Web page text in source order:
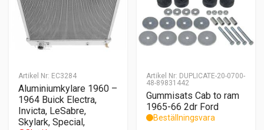
Artikel Nr: EC3284
Aluminiumkylare 1960 –
1964 Buick Electra,
Invicta, LeSabre,
Skylark, Special,
Artikel Nr: DUPLICATE-20-0700-
48-89831442
Gummisats Cab to ram
1965-66 2dr Ford
Beställningsvara